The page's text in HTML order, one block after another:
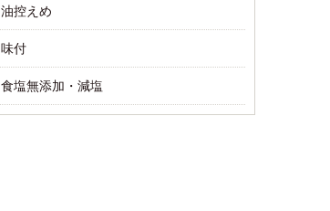
油控えめ
味付
食塩無添加・減塩